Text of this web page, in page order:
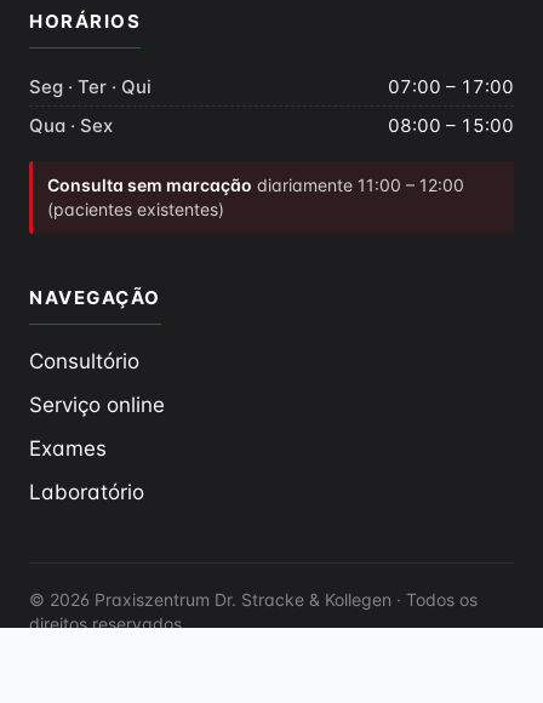
HORÁRIOS
Seg · Ter · Qui
07:00 – 17:00
Qua · Sex
08:00 – 15:00
Consulta sem marcação diariamente 11:00 – 12:00
(pacientes existentes)
NAVEGAÇÃO
Consultório
Serviço online
Exames
Laboratório
© 2026 Praxiszentrum Dr. Stracke & Kollegen · Todos os
direitos reservados